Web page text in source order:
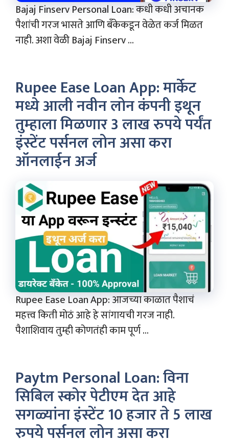
Bajaj Finserv Personal Loan: कधी कधी अचानक
पैशांची गरज भासते आणि बँकेकडून वेळेत कर्ज मिळत
नाही. अशा वेळी Bajaj Finserv ...
Rupee Ease Loan App: मार्केट
मध्ये आली नवीन लोन कंपनी इथून
तुम्हाला मिळणार 3 लाख रुपये पर्यंत
इंस्टेंट पर्सनल लोन असा करा
ऑनलाईन अर्ज
Rupee Ease Loan App: आजच्या काळात पैशाचं
महत्त्व किती मोठं आहे हे सांगायची गरज नाही.
पैशाशिवाय तुम्ही कोणतंही काम पूर्ण ...
Paytm Personal Loan: विना
सिबिल स्कोर पेटीएम देत आहे
सगळ्यांना इंस्टेंट 10 हजार ते 5 लाख
रुपये पर्सनल लोन असा करा